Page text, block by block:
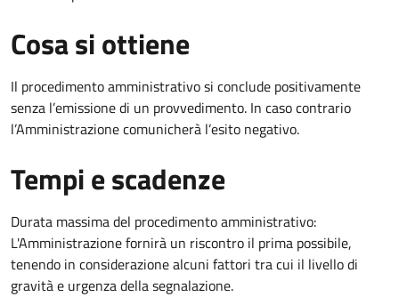
Cosa si ottiene
Il procedimento amministrativo si conclude positivamente
senza l’emissione di un provvedimento. In caso contrario
l’Amministrazione comunicherà l’esito negativo.
Tempi e scadenze
Durata massima del procedimento amministrativo:
L'Amministrazione fornirà un riscontro il prima possibile,
tenendo in considerazione alcuni fattori tra cui il livello di
gravità e urgenza della segnalazione.